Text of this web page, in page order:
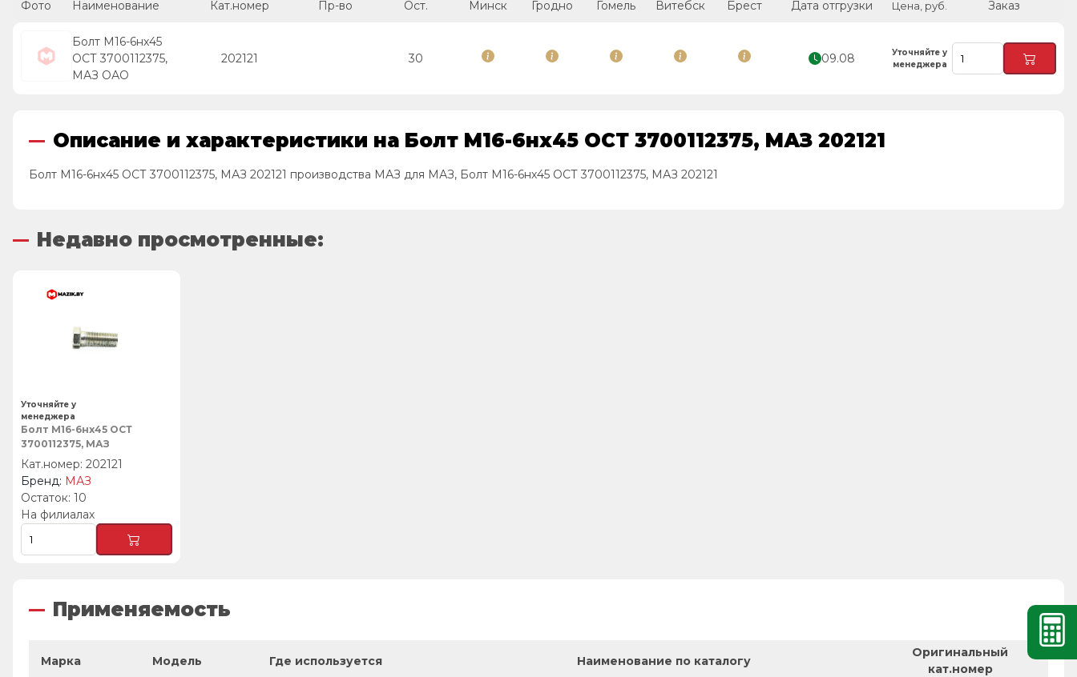
Фото Наименование Кат.номер Пр-во Ост. Минск Гродно Гомель Витебск Брест Дата отгрузки Цена, руб. Заказ
Болт М16-6нх45
ОСТ 3700112375,
МАЗ ОАО
202121 30 09.08
Уточняйте у
менеджера
Описание и характеристики на Болт М16-6нх45 ОСТ 3700112375, МАЗ 202121
Болт М16-6нх45 ОСТ 3700112375, МАЗ 202121 производства МАЗ для МАЗ, Болт М16-6нх45 ОСТ 3700112375, МАЗ 202121
Недавно просмотренные:
Болт М16-6нх45 ОСТ
3700112375, МАЗ
202121
МАЗ
10
На филиалах
Уточняйте у
менеджера
Применяемость
Марка Модель Где используется Наименование по каталогу
Оригинальный
кат.номер